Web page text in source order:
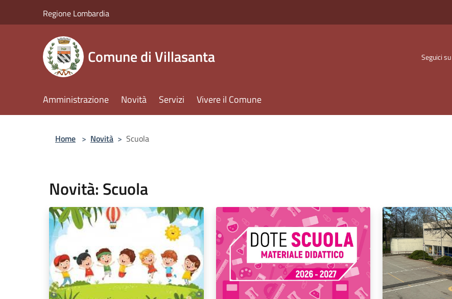
Regione Lombardia
Comune di Villasanta Seguici su
Amministrazione Novità Servizi Vivere il Comune
Home > Novità > Scuola
Novità: Scuola